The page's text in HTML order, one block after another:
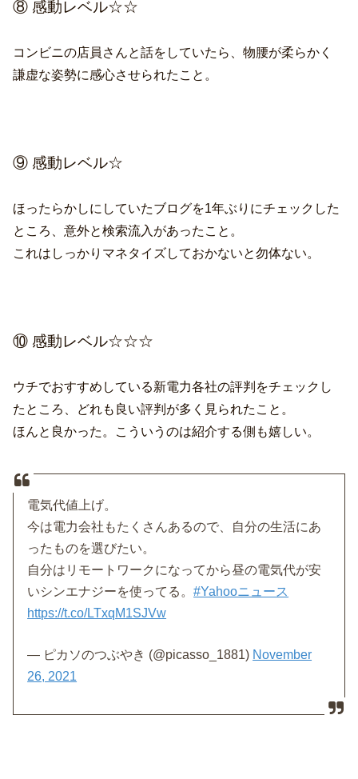
⑧ 感動レベル☆☆
コンビニの店員さんと話をしていたら、物腰が柔らかく
謙虚な姿勢に感心させられたこと。
⑨ 感動レベル☆
ほったらかしにしていたブログを1年ぶりにチェックした
ところ、意外と検索流入があったこと。
これはしっかりマネタイズしておかないと勿体ない。
⑩ 感動レベル☆☆☆
ウチでおすすめしている新電力各社の評判をチェックし
たところ、どれも良い評判が多く見られたこと。
ほんと良かった。こういうのは紹介する側も嬉しい。
電気代値上げ。
今は電力会社もたくさんあるので、自分の生活にあ
ったものを選びたい。
自分はリモートワークになってから昼の電気代が安
いシンエナジーを使ってる。#Yahooニュース
https://t.co/LTxqM1SJVw
— ピカソのつぶやき (@picasso_1881) November
26, 2021